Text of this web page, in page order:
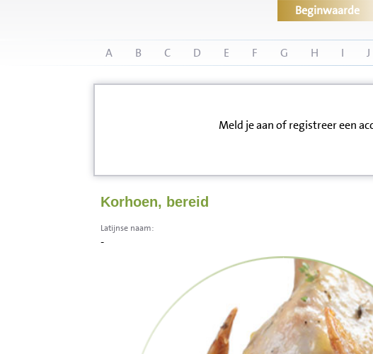
Beginwaarde
A B C D E F G H I J
Meld je aan of registreer een
Korhoen, bereid
Latijnse naam:
-